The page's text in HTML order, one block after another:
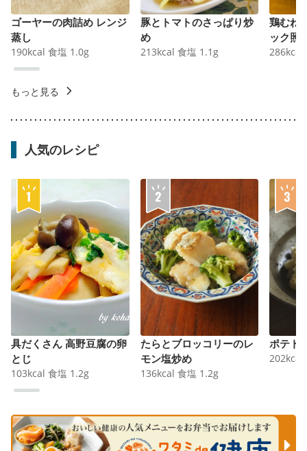
ゴーヤーの肉詰め レンジ
蒸し
190kcal 食塩 1.0g
豚とトマトのさっぱり炒
め
213kcal 食塩 1.1 g
鶏むね
ック照
286kcal
もっと見る
人気のレシピ
具だくさん 高野豆腐の卵
とじ
103kcal 食塩 1.2g
たらとブロッコリーのレ
モン塩炒め
136kcal 食塩 1.2g
ポテト
202kcal